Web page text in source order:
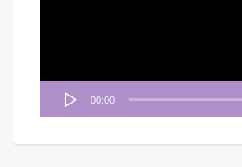
00:00